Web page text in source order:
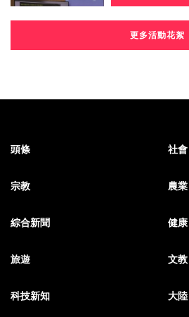
更多活動花絮
頭條 社會
宗教 農業
綜合新聞 健康
旅遊 文教
科技新知 大陸